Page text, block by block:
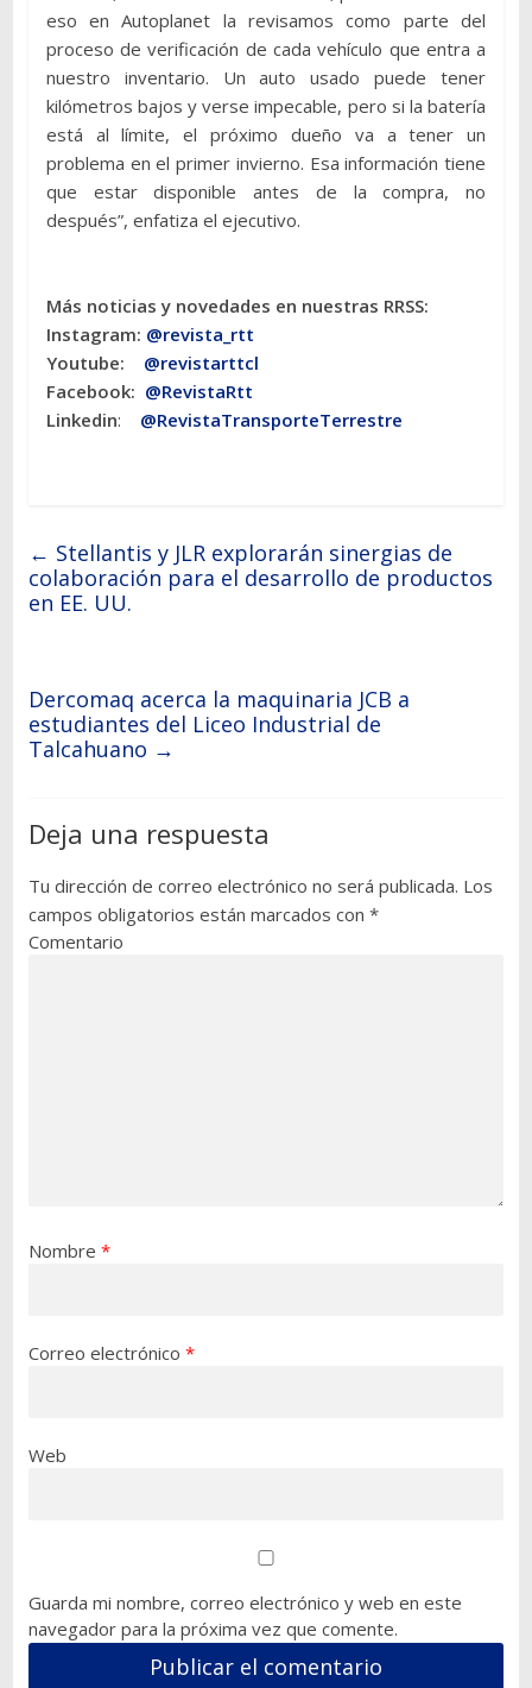
eso en Autoplanet la revisamos como parte del
proceso de verificación de cada vehículo que entra a
nuestro inventario. Un auto usado puede tener
kilómetros bajos y verse impecable, pero si la batería
está al límite, el próximo dueño va a tener un
problema en el primer invierno. Esa información tiene
que estar disponible antes de la compra, no
después”, enfatiza el ejecutivo.
Más noticias y novedades en nuestras RRSS:
Instagram: @revista_rtt
Youtube: @revistarttcl
Facebook: @RevistaRtt
Linkedin: @RevistaTransporteTerrestre
← Stellantis y JLR explorarán sinergias de
colaboración para el desarrollo de productos
en EE. UU.
Dercomaq acerca la maquinaria JCB a
estudiantes del Liceo Industrial de
Talcahuano →
Deja una respuesta
Tu dirección de correo electrónico no será publicada. Los
campos obligatorios están marcados con *
Comentario
Nombre *
Correo electrónico *
Web
Guarda mi nombre, correo electrónico y web en este
navegador para la próxima vez que comente.